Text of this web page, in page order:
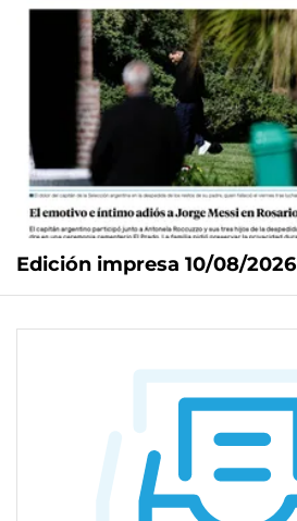
Edición impresa 10/08/2026